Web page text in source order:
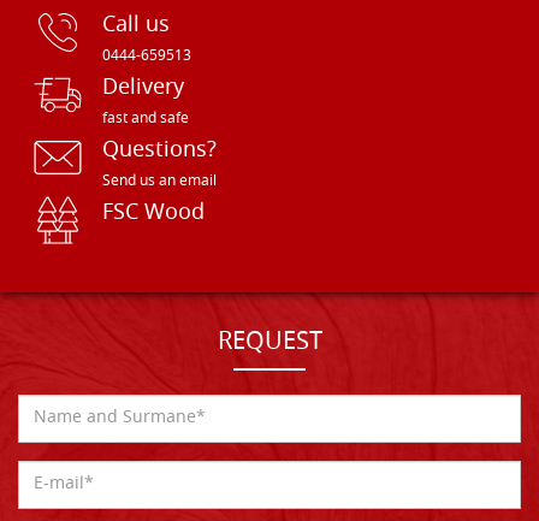
Call us
0444-659513
Delivery
fast and safe
Questions?
Send us an email
FSC Wood
REQUEST